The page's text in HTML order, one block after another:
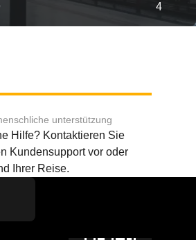
4
unterstützung
Hilfe? Kontaktieren Sie
Kundensupport vor oder
Ihrer Reise.